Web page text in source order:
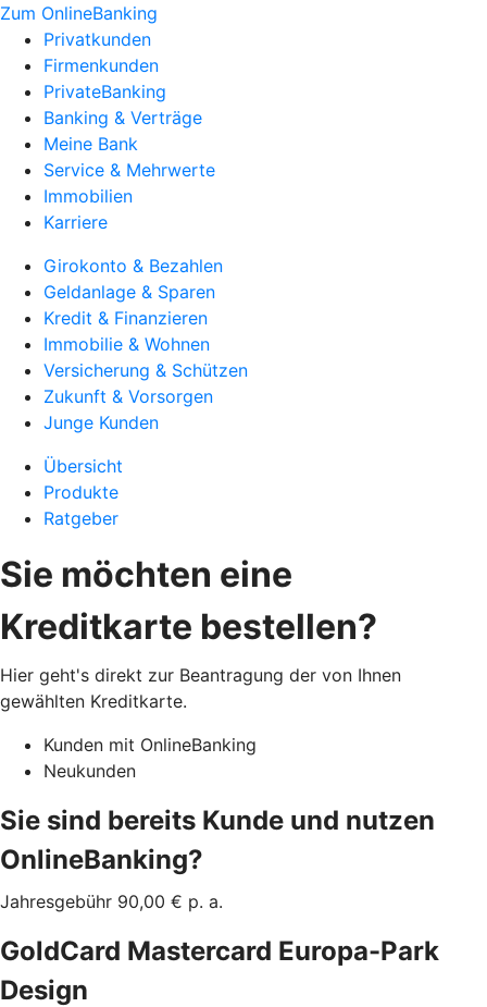
Zum OnlineBanking
Privatkunden
Firmenkunden
PrivateBanking
Banking & Verträge
Meine Bank
Service & Mehrwerte
Immobilien
Karriere
Girokonto & Bezahlen
Geldanlage & Sparen
Kredit & Finanzieren
Immobilie & Wohnen
Versicherung & Schützen
Zukunft & Vorsorgen
Junge Kunden
Übersicht
Produkte
Ratgeber
Sie möchten eine
Kreditkarte bestellen?
Hier geht's direkt zur Beantragung der von Ihnen
gewählten Kreditkarte.
Kunden mit OnlineBanking
Neukunden
Sie sind bereits Kunde und nutzen
OnlineBanking?
Jahresgebühr 90,00 € p. a.
GoldCard Mastercard Europa-Park
Design